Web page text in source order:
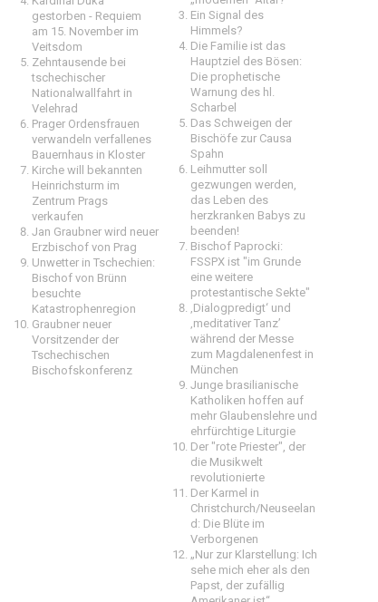
gestorben - Requiem
am 15. November im
Veitsdom
Zehntausende bei
tschechischer
Nationalwallfahrt in
Velehrad
Prager Ordensfrauen
verwandeln verfallenes
Bauernhaus in Kloster
Kirche will bekannten
Heinrichsturm im
Zentrum Prags
verkaufen
Jan Graubner wird neuer
Erzbischof von Prag
Unwetter in Tschechien:
Bischof von Brünn
besuchte
Katastrophenregion
Graubner neuer
Vorsitzender der
Tschechischen
Bischofskonferenz
Ein Signal des
Himmels?
Die Familie ist das
Hauptziel des Bösen:
Die prophetische
Warnung des hl.
Scharbel
Das Schweigen der
Bischöfe zur Causa
Spahn
Leihmutter soll
gezwungen werden,
das Leben des
herzkranken Babys zu
beenden!
Bischof Paprocki:
FSSPX ist "im Grunde
eine weitere
protestantische Sekte"
‚Dialogpredigt‘ und
‚meditativer Tanz’
während der Messe
zum Magdalenenfest in
München
Junge brasilianische
Katholiken hoffen auf
mehr Glaubenslehre und
ehrfürchtige Liturgie
Der "rote Priester", der
die Musikwelt
revolutionierte
Der Karmel in
Christchurch/Neuseelan
d: Die Blüte im
Verborgenen
„Nur zur Klarstellung: Ich
sehe mich eher als den
Papst, der zufällig